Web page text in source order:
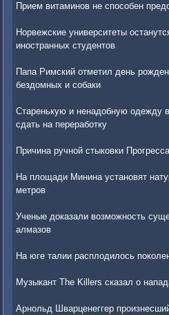
Прием витаминов не способен
Норвежские университеты
иностранных студентов
Папа Римский отметил день
бездомных и собаки
Старенькую и ненадобную одежду
сдать на переработку
Причина ручной стыковки
На площади Минина установят
метров
Ученые доказали возможность
алмазов
На юге талии расплодилось
Музыкант The Killers сказал о
Арнольд Шварценеггер